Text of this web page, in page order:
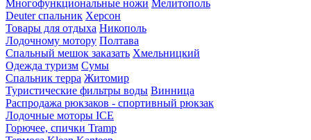
Многофункциональные ножи Мелитополь
Deuter спальник Херсон
Товары для отдыха Никополь
Лодочному мотору Полтава
Спальный мешок заказать Хмельницкий
Одежда туризм Сумы
Спальник терра Житомир
Туристические фильтры воды Винница
Распродажа рюкзаков - спортивный рюкзак
Лодочные моторы ICE
Горючее, спички Tramp